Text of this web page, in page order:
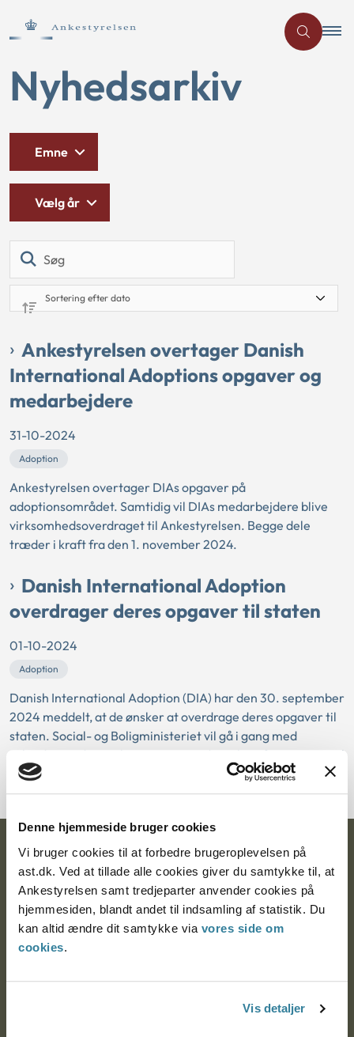
Denne hjemmeside bruger cookies
Vi bruger cookies til at forbedre brugeroplevelsen på
ast.dk. Ved at tillade alle cookies giver du samtykke til, at
Ankestyrelsen samt tredjeparter anvender cookies på
hjemmesiden, blandt andet til indsamling af statistik. Du
kan altid ændre dit samtykke via vores side om
cookies.
Vis detaljer
Nyhedsarkiv
Emne
Vælg år
Ankestyrelsen overtager Danish
International Adoptions opgaver og
medarbejdere
31-10-2024
Adoption
Ankestyrelsen overtager DIAs opgaver på
adoptionsområdet. Samtidig vil DIAs medarbejdere blive
virksomhedsoverdraget til Ankestyrelsen. Begge dele
træder i kraft fra den 1. november 2024.
Danish International Adoption
overdrager deres opgaver til staten
01-10-2024
Adoption
Danish International Adoption (DIA) har den 30. september
2024 meddelt, at de ønsker at overdrage deres opgaver til
staten. Social- og Boligministeriet vil gå i gang med
arbejdet med at muliggøre en overdragelse af opgaverne til
Ankestyrelsen.
Ankestyrelsen
Postadresse:
Nytorv 7, 2. sal
9000 Aalborg